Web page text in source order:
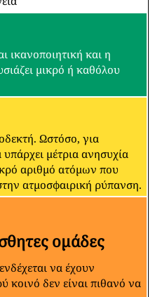
ικανοποιητική και η
μικρό ή καθόλου
Ωστόσο, για
μέτρια ανησυχία
αριθμό ατόμων που
ατμοσφαιρική ρύπανση.
ομάδες
να έχουν
κοινό δεν είναι πιθανό να